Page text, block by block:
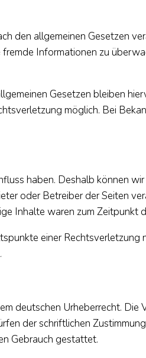
den allgemeinen Gesetzen
Informationen zu
Gesetzen bleiben
möglich. Bei
haben. Deshalb können
oder Betreiber der Seiten
Inhalte waren zum Zeitpunkt
einer Rechtsverletzung
deutschen Urheberrecht. Die
der schriftlichen
Gebrauch gestattet.